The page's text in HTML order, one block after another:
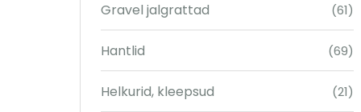
Gravel jalgrattad (61)
Hantlid (69)
Helkurid, kleepsud (21)